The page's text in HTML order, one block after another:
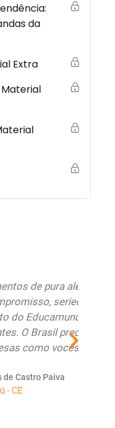
da
Extra
Material
de pura alegria
seriedade
Educamundo
Brasil precisa
como vocês...
Paiva